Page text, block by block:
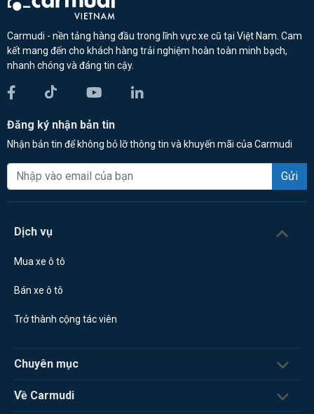
Carmudi - nền tảng hàng đầu trong lĩnh vực xe cũ tại Việt Nam. Cam
kết mang đến cho khách hàng trải nghiệm hoàn toàn minh bạch,
nhanh chóng và đáng tin cậy.
Đăng ký nhận bản tin
Nhận bản tin để không bỏ lỡ thông tin và khuyến mãi của Carmudi
Gửi
Dịch vụ
Mua xe ô tô
Bán xe ô tô
Trở thành cộng tác viên
Chuyên mục
Về Carmudi